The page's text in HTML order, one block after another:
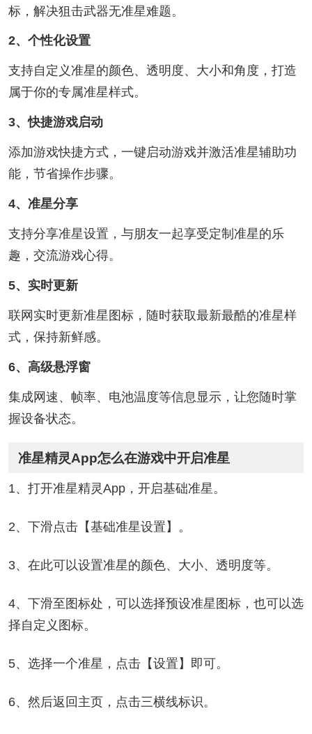
标，解决狙击武器无准星难题。
2、个性化设置
支持自定义准星的颜色、透明度、大小和角度，打造
属于你的专属准星样式。
3、快捷游戏启动
添加游戏快捷方式，一键启动游戏并激活准星辅助功
能，节省操作步骤。
4、准星分享
支持分享准星设置，与朋友一起享受定制准星的乐
趣，交流游戏心得。
5、实时更新
联网实时更新准星图标，随时获取最新最酷的准星样
式，保持新鲜感。
6、高级悬浮窗
集成网速、帧率、电池温度等信息显示，让您随时掌
握设备状态。
准星精灵App怎么在游戏中开启准星
1、打开准星精灵App，开启基础准星。
2、下滑点击【基础准星设置】。
3、在此可以设置准星的颜色、大小、透明度等。
4、下滑至图标处，可以选择预设准星图标，也可以选
择自定义图标。
5、选择一个准星，点击【设置】即可。
6、然后返回主页，点击三横线标识。